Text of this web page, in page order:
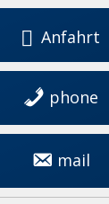
Anfahrt
phone
0561 949 28 0
mail
info@maschinenbau-